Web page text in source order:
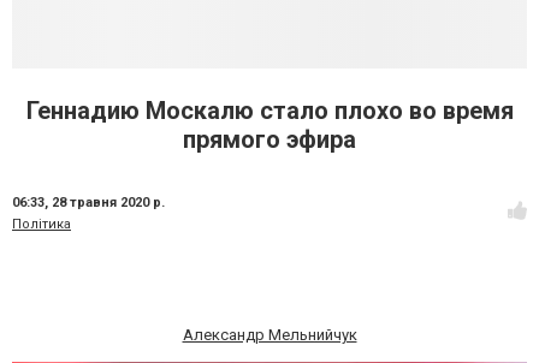
Геннадию Москалю стало плохо во время
прямого эфира
06:33, 28 травня 2020 р.
Політика
Александр Мельнийчук